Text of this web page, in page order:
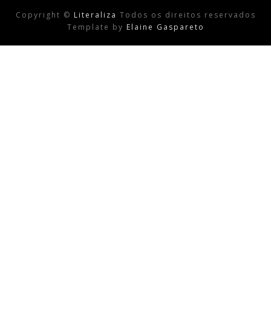
Copyright © Literaliza Todos os direitos reservados
Template by Elaine Gaspareto